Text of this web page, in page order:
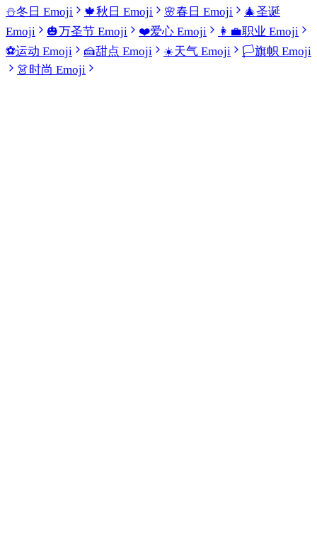
⛄冬日 Emoji 🍁秋日 Emoji 🌸春日 Emoji 🎄圣诞
Emoji
🎃万圣节 Emoji ❤️爱心 Emoji 👩‍💼职业 Emoji
⚽运动 Emoji 🍰甜点 Emoji ☀️天气 Emoji 🏳️旗帜 Emoji
👗时尚 Emoji